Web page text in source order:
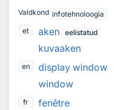
Valdkond infotehnoloogia
et
aken eelistatud
kuvaaken
en
display window
window
fr fenêtre